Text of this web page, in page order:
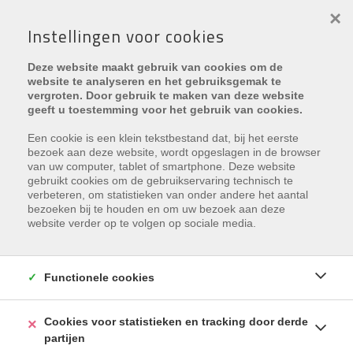
Uw eigendom verkopen zonder
kopzorgen
Wilt u uw eigendom verkopen in en
rondOostduinkerke ? Immo Plaza helpt u om uw
woning of appartement aan de Belgische kust te
verkopen aan de beste prijs en binnen uw
weten we perfect hoe we uw vastgoed in de kijker
Instellingen voor cookies
Deze website maakt gebruik van cookies om de
website te analyseren en het gebruiksgemak te
vergroten. Door gebruik te maken van deze website
geeft u toestemming voor het gebruik van cookies.
Een cookie is een klein tekstbestand dat, bij het eerste
bezoek aan deze website, wordt opgeslagen in de browser
van uw computer, tablet of smartphone. Deze website
gebruikt cookies om de gebruikservaring technisch te
verbeteren, om statistieken van onder andere het aantal
bezoeken bij te houden en om uw bezoek aan deze
website verder op te volgen op sociale media.
×
Functionele cookies
Cookies voor statistieken en tracking door derde
partijen